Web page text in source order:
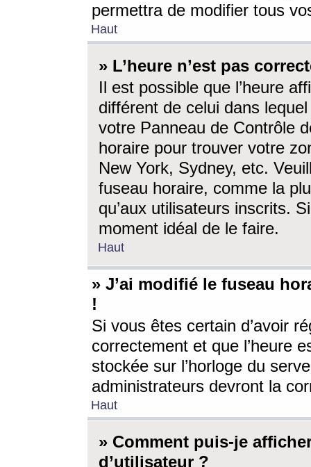
permettra de modifier tous
Haut
» L’heure n’est pas
Il est possible que l’heure
différent de celui dans
votre Panneau de Contrôle
horaire pour trouver votre
New York, Sydney, etc.
fuseau horaire, comme la
qu’aux utilisateurs inscrits.
moment idéal de le faire.
Haut
» J’ai modifié le fuseau
!
Si vous êtes certain d’avoir
correctement et que l’heure
stockée sur l’horloge du
administrateurs devront la
Haut
» Comment puis-je
d’utilisateur ?